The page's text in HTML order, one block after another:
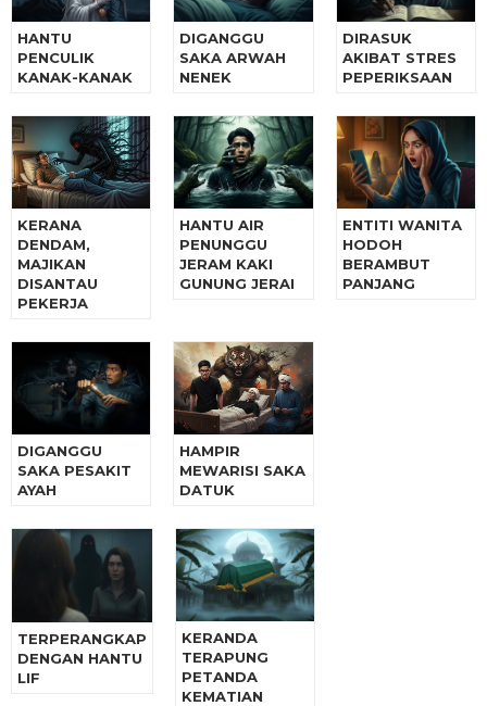
HANTU
PENCULIK
KANAK-KANAK
DIGANGGU
SAKA ARWAH
NENEK
DIRASUK
AKIBAT STRES
PEPERIKSAAN
KERANA
DENDAM,
MAJIKAN
DISANTAU
PEKERJA
HANTU AIR
PENUNGGU
JERAM KAKI
GUNUNG JERAI
ENTITI WANITA
HODOH
BERAMBUT
PANJANG
DIGANGGU
SAKA PESAKIT
AYAH
HAMPIR
MEWARISI SAKA
DATUK
TERPERANGKAP
DENGAN HANTU
LIF
KERANDA
TERAPUNG
PETANDA
KEMATIAN